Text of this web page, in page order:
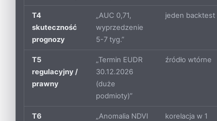
T4
skuteczność
prognozy
„AUC 0,71,
wyprzedzenie
5-7 tyg.”
jeden backtest
T5
regulacyjny /
prawny
„Termin EUDR
30.12.2026
(duże
podmioty)”
źródło wtórne
T6
„Anomalia NDVI
korelacja w 1